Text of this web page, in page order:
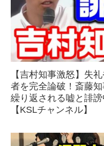
【吉村知事激怒】失
者を完全論破！斎藤知
繰り返される嘘と誹
【KSLチャンネル】